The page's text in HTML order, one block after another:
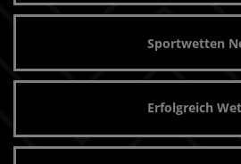
Sportwetten
Erfolgreich